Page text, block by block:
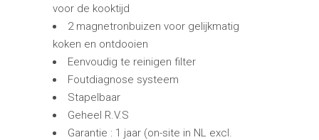
voor de kooktijd
2 magnetronbuizen voor gelijkmatig
koken en ontdooien
Eenvoudig te reinigen filter
Foutdiagnose systeem
Stapelbaar
Geheel R.V.S
Garantie : 1 jaar (on-site in NL excl.